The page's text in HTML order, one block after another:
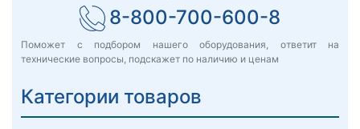
8-800-700-600-8
Поможет с подбором нашего оборудования, ответит на
технические вопросы, подскажет по наличию и ценам
Категории товаров